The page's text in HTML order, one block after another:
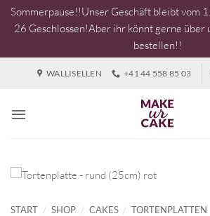
Sommerpause!!Unser Geschäft bleibt vom
26 Geschlossen!Aber ihr könnt gerne über
bestellen!!
WALLISELLEN +41 44 558 85 03
START / SHOP / CAKES / TORTENPLATTEN